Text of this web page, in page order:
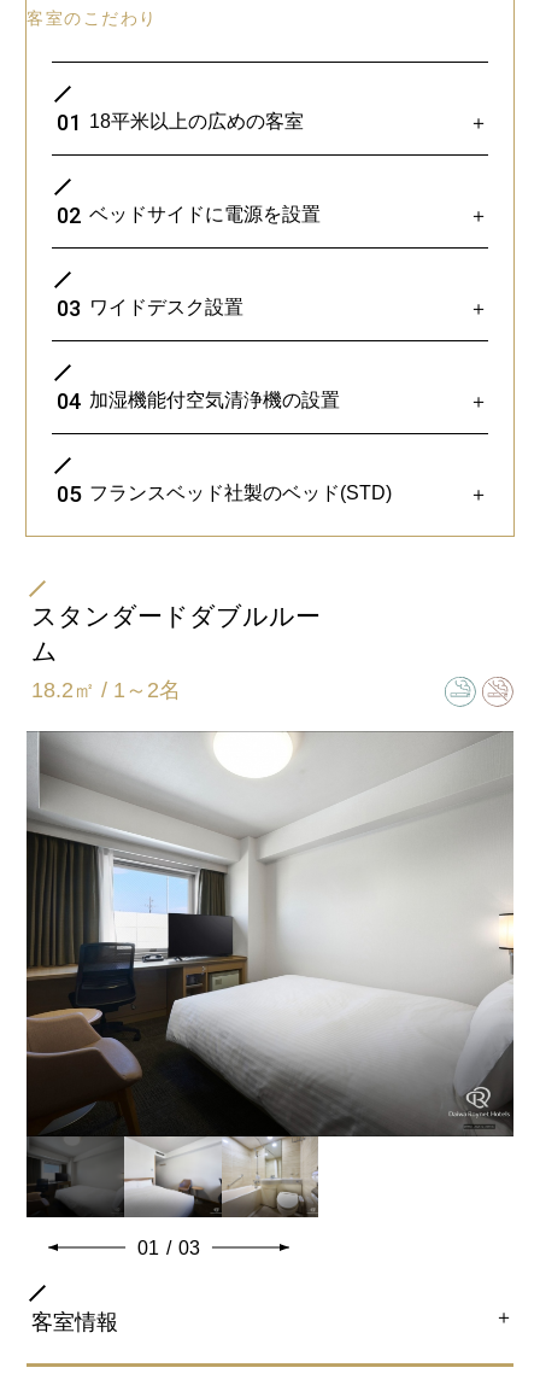
客室のこだわり
01 18平米以上の広めの客室 ＋
全客室18平米以上のゆったり設計。
スーツケースを置いてもゆとりあるスペースを確
保しております。
02 ベッドサイドに電源を設置 ＋
充電等にご利用いただけます。
※画像はイメージです。
03 ワイドデスク設置 ＋
PC・書類を広げてデスクワークに最適な環境をご
用意しております。
※画像はイメージです。
04 加湿機能付空気清浄機の設置 ＋
お部屋の空気を快適・清潔に保つ、加湿機能付空
気清浄機を完備。
冬の乾燥しがちな客室に、あると嬉しいアイテム
です。
※ホテルによりメーカー・タイプは異なります。
※画像はイメージです。
05 フランスベッド社製のベッド(STD) ＋
フランスベッド社のこだわり「高密度連続スプリ
ング」スタンダードベッドを採用。デュベスタイ
ルで快適な睡眠を。
※導入時期によりマットレスの型番・仕様が異なります。
※画像はイメージです。
スタンダードダブルルー
ム
18.2㎡ / 1～2名
01 / 03
客室情報 ＋